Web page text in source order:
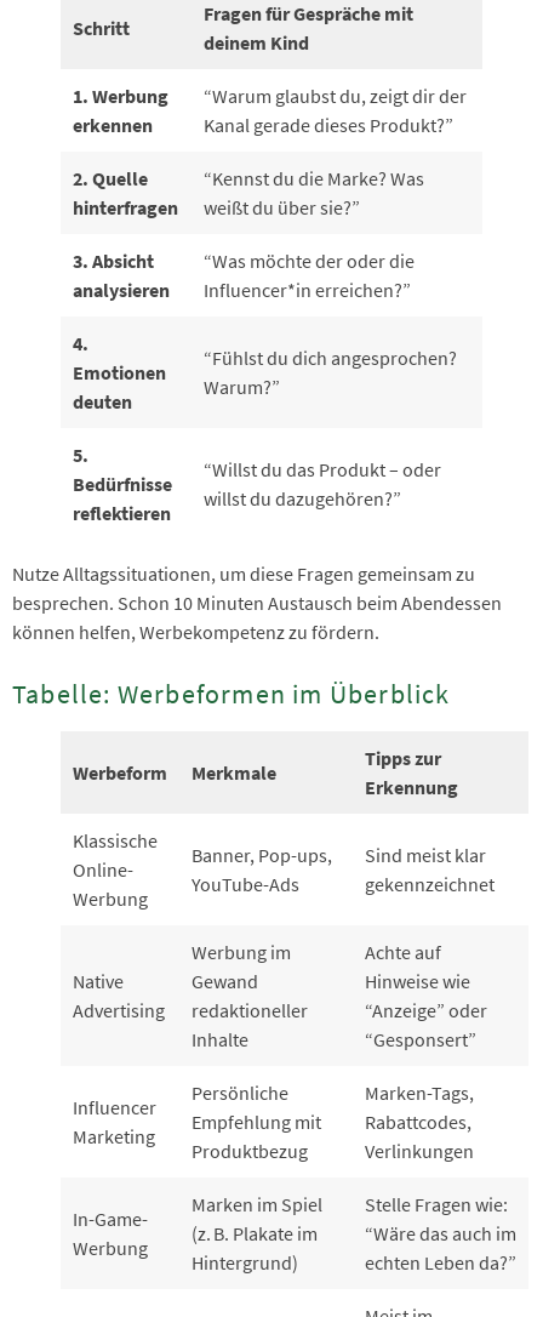
Schritt
Fragen für Gespräche mit
deinem Kind
1. Werbung
erkennen
“Warum glaubst du, zeigt dir der
Kanal gerade dieses Produkt?”
2. Quelle
hinterfragen
“Kennst du die Marke? Was
weißt du über sie?”
3. Absicht
analysieren
“Was möchte der oder die
Influencer*in erreichen?”
4.
Emotionen
deuten
“Fühlst du dich angesprochen?
Warum?”
5.
Bedürfnisse
reflektieren
“Willst du das Produkt – oder
willst du dazugehören?”
Nutze Alltagssituationen, um diese Fragen gemeinsam zu
besprechen. Schon 10 Minuten Austausch beim Abendessen
können helfen, Werbekompetenz zu fördern.
Tabelle: Werbeformen im Überblick
Werbeform Merkmale
Tipps zur
Erkennung
Klassische
Online-
Werbung
Banner, Pop-ups,
YouTube-Ads
Sind meist klar
gekennzeichnet
Native
Advertising
Werbung im
Gewand
redaktioneller
Inhalte
Achte auf
Hinweise wie
“Anzeige” oder
“Gesponsert”
Influencer
Marketing
Persönliche
Empfehlung mit
Produktbezug
Marken-Tags,
Rabattcodes,
Verlinkungen
In-Game-
Werbung
Marken im Spiel
(z. B. Plakate im
Hintergrund)
Stelle Fragen wie:
“Wäre das auch im
echten Leben da?”